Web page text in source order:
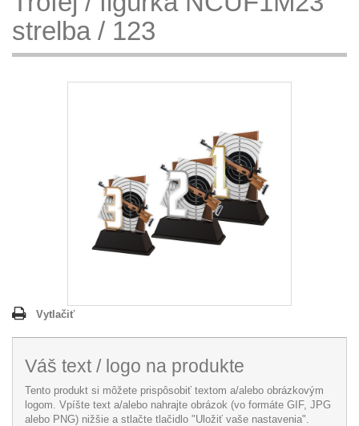
strelba / 123
Vytlačiť
Váš text / logo na produkte
Tento produkt si môžete prispôsobiť textom a/alebo obrázkovým
logom. Vpíšte text a/alebo nahrajte obrázok (vo formáte GIF, JPG
alebo PNG) nižšie a stlačte tlačidlo "Uložiť vaše nastavenia".